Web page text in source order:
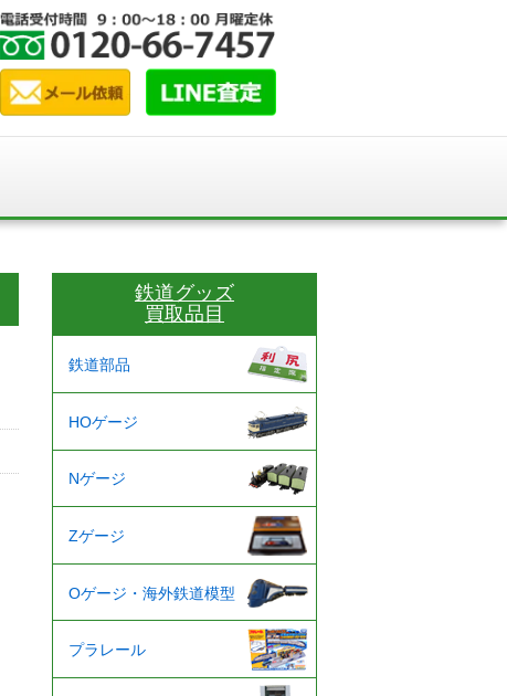
鉄道グッズ
買取品目
鉄道部品
HOゲージ
Nゲージ
Zゲージ
Oゲージ・海外鉄道模型
プラレール